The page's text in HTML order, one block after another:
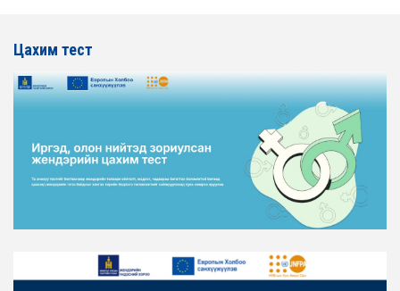
ЖЕНДЭРИЙН ҮНДЭСНИЙ ХОРООНЫ АЖЛЫН АЛБАНЫ
ТӨЛӨӨЛӨЛ ХОТ БАЙГУУЛАЛТ, БАРИЛГА, ОРОН
СУУЦЖУУЛАЛТЫН ЯАМАНД АЖИЛЛАВ
2026-02-16
ЖЕНДЭРИЙН ЭРХ ТЭГШ БАЙДЛЫГ ХАНГАХ ҮЙЛ
АЖИЛЛАГААГ ЭРЧИМЖҮҮЛЭХ САРЫН ХУВААРЬТАЙ
2026-02-16
ТӨЛӨӨЛӨЛ ЗАМ ТЭЭВРИЙН ЯАМАНД АЖИЛЛАВ
Цахим тест